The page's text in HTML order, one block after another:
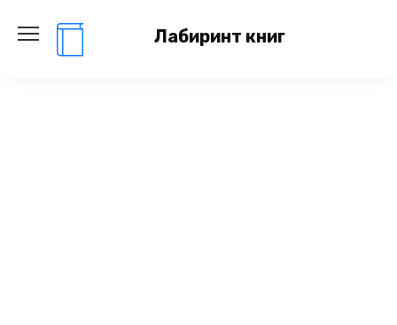
содержанию
Лабиринт книг